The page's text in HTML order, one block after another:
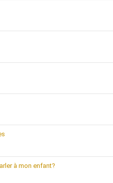
à mon enfant?